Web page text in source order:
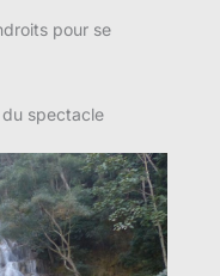
pour se
spectacle